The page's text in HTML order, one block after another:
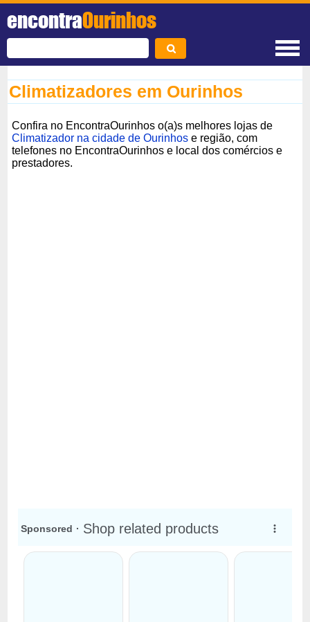
encontraOurinhos
Climatizadores em Ourinhos
Confira no EncontraOurinhos o(a)s melhores lojas de
Climatizador na cidade de Ourinhos e região, com
telefones no EncontraOurinhos e local dos comércios e
prestadores.